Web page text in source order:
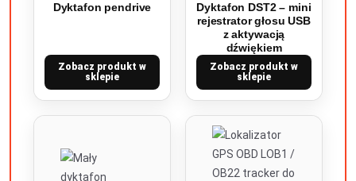
Dyktafon pendrive
Zobacz produkt w
sklepie
Dyktafon DST2 – mini
rejestrator głosu USB
z aktywacją
dźwiękiem
Zobacz produkt w
sklepie